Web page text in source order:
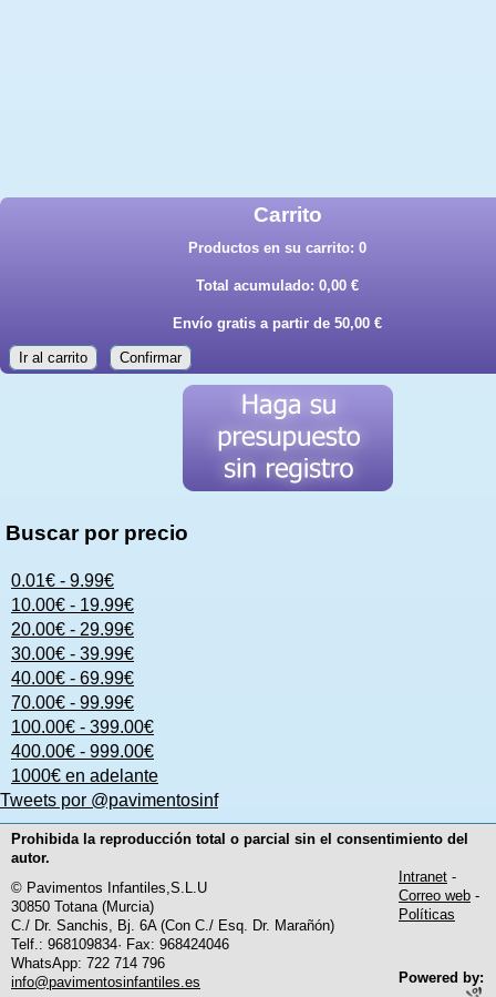
Carrito
Productos en su carrito: 0
Total acumulado: 0,00 €
Envío gratis a partir de 50,00 €
Ir al carrito Confirmar
Buscar por precio
0.01€ - 9.99€
10.00€ - 19.99€
20.00€ - 29.99€
30.00€ - 39.99€
40.00€ - 69.99€
70.00€ - 99.99€
100.00€ - 399.00€
400.00€ - 999.00€
1000€ en adelante
Tweets por @pavimentosinf
Prohibida la reproducción total o parcial sin el consentimiento del
autor.
© Pavimentos Infantiles,S.L.U
30850 Totana (Murcia)
C./ Dr. Sanchis, Bj. 6A (Con C./ Esq. Dr. Marañón)
Telf.: 968109834· Fax: 968424046
WhatsApp: 722 714 796
info@pavimentosinfantiles.es
Intranet -
Correo web -
Políticas
Powered by: